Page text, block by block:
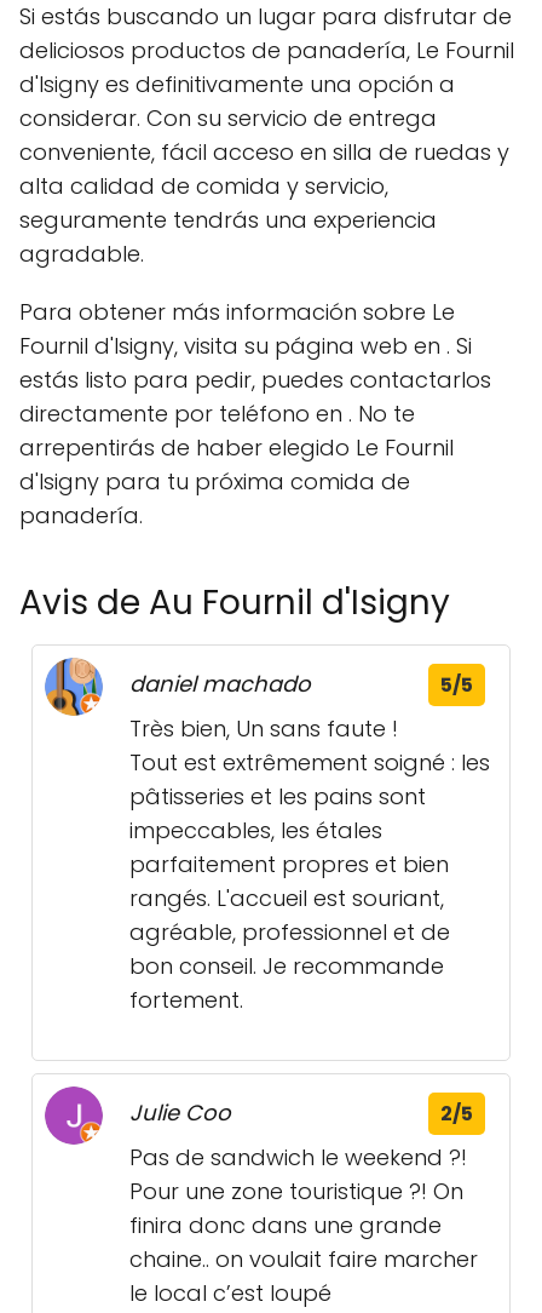
Si estás buscando un lugar para disfrutar de
deliciosos productos de panadería, Le Fournil
d'Isigny es definitivamente una opción a
considerar. Con su servicio de entrega
conveniente, fácil acceso en silla de ruedas y
alta calidad de comida y servicio,
seguramente tendrás una experiencia
agradable.
Para obtener más información sobre Le
Fournil d'Isigny, visita su página web en . Si
estás listo para pedir, puedes contactarlos
directamente por teléfono en . No te
arrepentirás de haber elegido Le Fournil
d'Isigny para tu próxima comida de
panadería.
Avis de Au Fournil d'Isigny
daniel machado 5/5
Très bien, Un sans faute !
Tout est extrêmement soigné : les
pâtisseries et les pains sont
impeccables, les étales
parfaitement propres et bien
rangés. L'accueil est souriant,
agréable, professionnel et de
bon conseil. Je recommande
fortement.
Julie Coo 2/5
Pas de sandwich le weekend ?!
Pour une zone touristique ?! On
finira donc dans une grande
chaine.. on voulait faire marcher
le local c’est loupé